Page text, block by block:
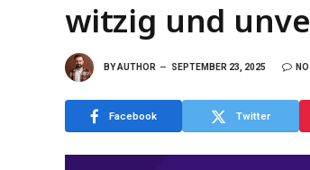
witzig und
BYAUTHOR SEPTEMBER 23, 2025
Facebook Twitter